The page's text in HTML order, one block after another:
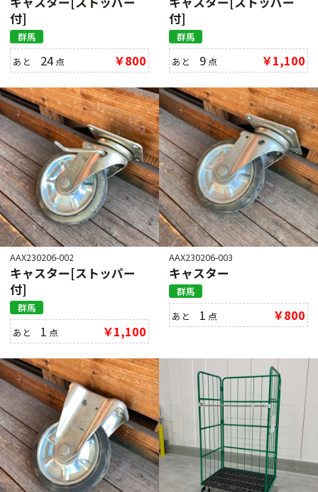
付]
群馬
あと 24点 ￥800
付]
群馬
あと 9 点 ￥1,100
AAX230206-002
キャスター[ストッパー
付]
群馬
あと 1 点 ￥1,100
AAX230206-003
キャスター
群馬
あと 1 点 ￥800